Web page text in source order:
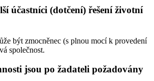
účastníci (dotčení) řešení životní
být zmocněnec (s plnou mocí k provedení
společnost.
jsou po žadateli požadovány